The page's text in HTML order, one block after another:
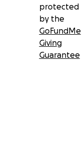
protected
by the
GoFundMe
Giving
Guarantee